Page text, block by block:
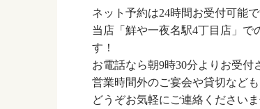
ネット予約は24時間お受付可能で
当店「鮮や一夜名駅4丁目店」で
す！
お電話なら朝9時30分よりお受付
営業時間外のご宴会や貸切なども
どうぞお気軽にご連絡くださいま